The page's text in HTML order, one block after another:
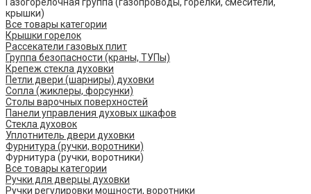
крышки)
Все товары категории
Крышки горелок
Рассекатели газовых плит
Группа безопасности (краны, ТУПы)
Крепеж стекла духовки
Петли двери (шарниры) духовки
Сопла (жиклеры, форсунки)
Столы варочных поверхностей
Панели управления духовых шкафов
Стекла духовок
Уплотнитель двери духовки
Фурнитура (ручки, воротники)
Фурнитура (ручки, воротники)
Все товары категории
Ручки для дверцы духовки
Ручки регулировки мощности, воротники